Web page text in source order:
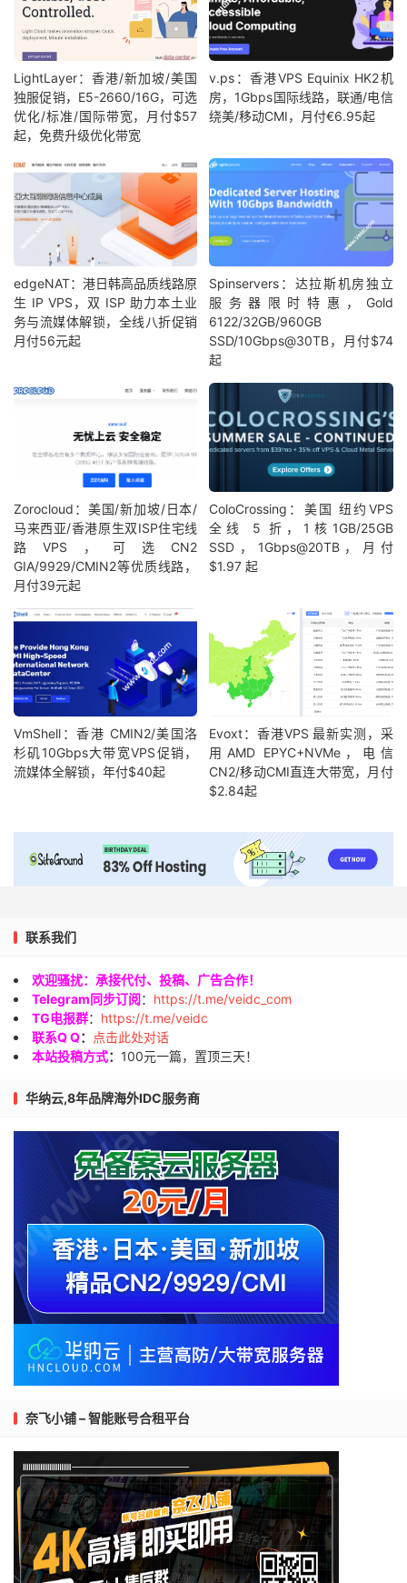
LightLayer：香港/新加坡/美国
独服促销，E5-2660/16G，可选
优化/标准/国际带宽，月付$57
起，免费升级优化带宽
v.ps：香港VPS Equinix HK2机
房，1Gbps国际线路，联通/电信
绕美/移动CMI，月付€6.95起
edgeNAT：港日韩高品质线路原
生 IP VPS，双 ISP 助力本土业
务与流媒体解锁，全线八折促销
月付56元起
Spinservers：达拉斯机房独立
服务器限时特惠，Gold
6122/32GB/960GB
SSD/10Gbps@30TB，月付$74
起
Zorocloud：美国/新加坡/日本/
马来西亚/香港原生双ISP住宅线
路VPS，可选CN2
GIA/9929/CMIN2等优质线路，
月付39元起
ColoCrossing：美国 纽约VPS
全线 5 折，1核1GB/25GB
SSD，1Gbps@20TB，月付
$1.97 起
VmShell：香港 CMIN2/美国洛
杉矶10Gbps大带宽VPS促销，
流媒体全解锁，年付$40起
Evoxt：香港VPS 最新实测，采
用AMD EPYC+NVMe，电信
CN2/移动CMI直连大带宽，月付
$2.84起
联系我们
欢迎骚扰：承接代付、投稿、广告合作！
Telegram同步订阅： https://t.me/veidc_com
TG电报群： https://t.me/veidc
联系Q Q： 点击此处对话
本站投稿方式： 100元一篇，置顶三天！
华纳云,8年品牌海外IDC服务商
奈飞小铺 – 智能账号合租平台